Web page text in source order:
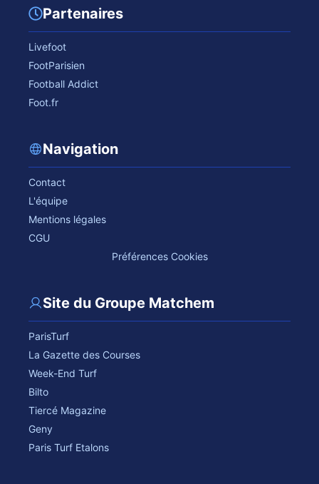
Partenaires
Livefoot
FootParisien
Football Addict
Foot.fr
Navigation
Contact
L'équipe
Mentions légales
CGU
Préférences Cookies
Site du Groupe Matchem
ParisTurf
La Gazette des Courses
Week-End Turf
Bilto
Tiercé Magazine
Geny
Paris Turf Etalons